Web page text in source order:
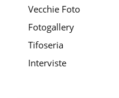
Vecchie Foto
Fotogallery
Tifoseria
Interviste